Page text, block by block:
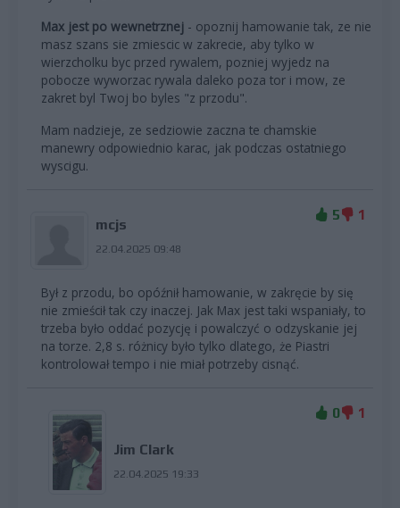
Max jest po wewnetrznej - opoznij hamowanie tak, ze nie
masz szans sie zmiescic w zakrecie, aby tylko w
wierzcholku byc przed rywalem, pozniej wyjedz na
pobocze wyworzac rywala daleko poza tor i mow, ze
zakret byl Twoj bo byles "z przodu".
Mam nadzieje, ze sedziowie zaczna te chamskie
manewry odpowiednio karac, jak podczas ostatniego
wyscigu.
mcjs
22.04.2025 09:48
5 1
Był z przodu, bo opóźnił hamowanie, w zakręcie by się
nie zmieścił tak czy inaczej. Jak Max jest taki wspaniały, to
trzeba było oddać pozycję i powalczyć o odzyskanie jej
na torze. 2,8 s. różnicy było tylko dlatego, że Piastri
kontrolował tempo i nie miał potrzeby cisnąć.
Jim Clark
22.04.2025 19:33
0 1